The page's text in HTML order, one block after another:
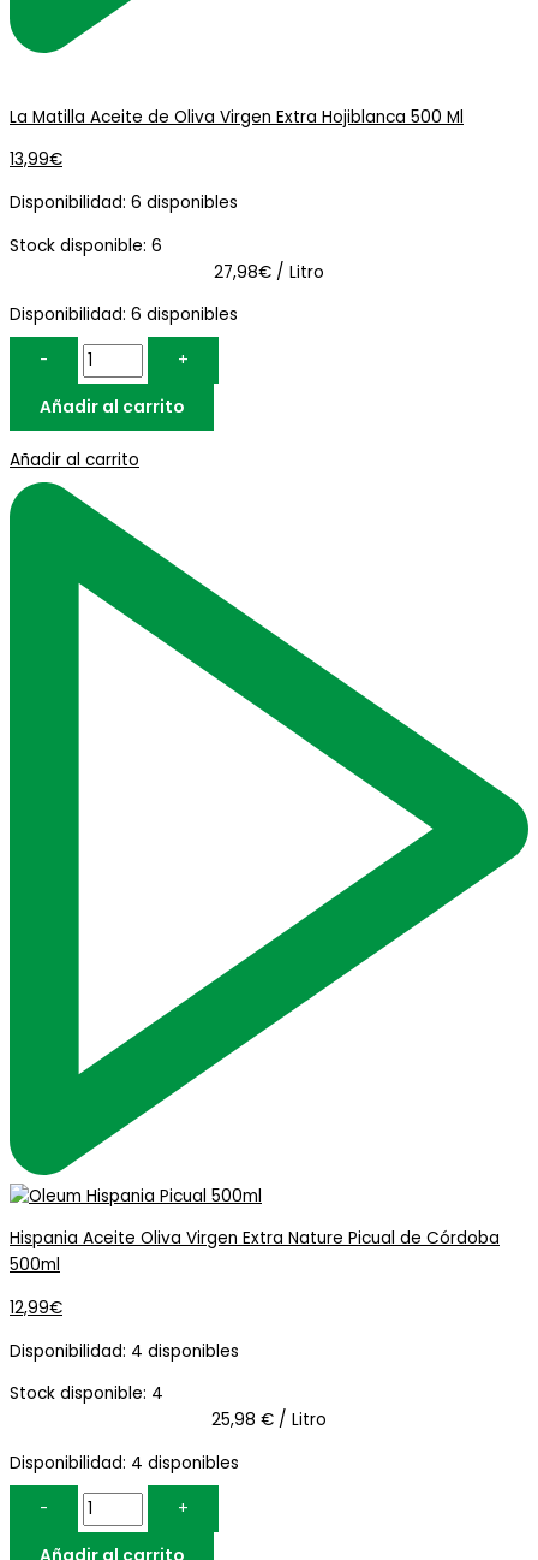
La Matilla Aceite de Oliva Virgen Extra Hojiblanca 500 Ml
13,99€
Disponibilidad: 6 disponibles
Stock disponible: 6
27,98€ / Litro
Disponibilidad: 6 disponibles
-
+
Añadir al carrito
Añadir al carrito
Hispania Aceite Oliva Virgen Extra Nature Picual de Córdoba
500ml
12,99€
Disponibilidad: 4 disponibles
Stock disponible: 4
25,98 € / Litro
Disponibilidad: 4 disponibles
-
+